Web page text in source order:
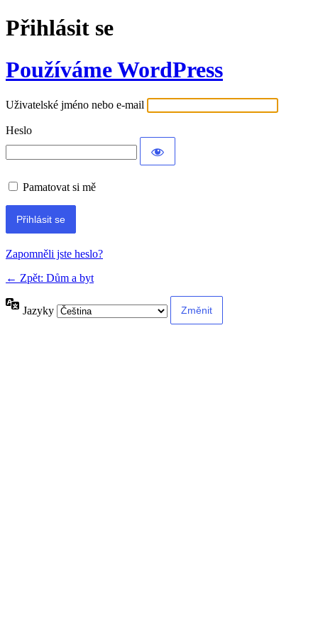
Přihlásit se
Používáme WordPress
Uživatelské jméno nebo e-mail
Heslo
Pamatovat si mě
Alternative:
Zapomněli jste heslo?
← Zpět: Dům a byt
Jazyky